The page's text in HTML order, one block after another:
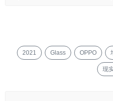
2021 Glass OPPO
现